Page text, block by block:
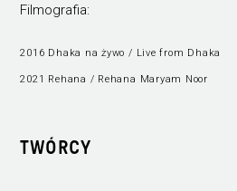
TWÓRCY
Filmografia:
2016 Dhaka na żywo / Live from Dhaka
2021 Rehana / Rehana Maryam Noor